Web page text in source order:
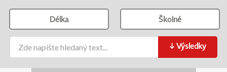
Délka Školné
↓ Výsledky